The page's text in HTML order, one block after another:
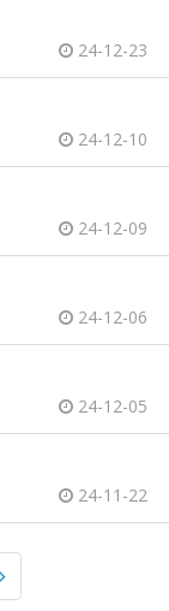
24-12-23
24-12-10
24-12-09
24-12-06
24-12-05
24-11-22